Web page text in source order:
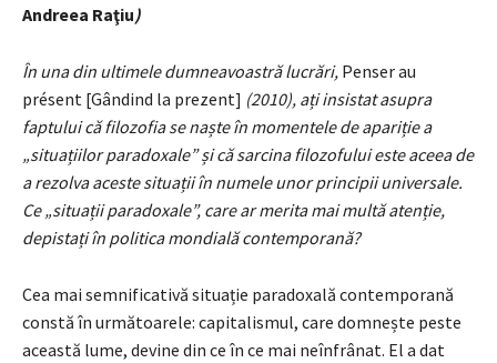
Andreea Raţiu)
În una din ultimele dumneavoastră lucrări, Penser au
présent [Gândind la prezent] (2010), ați insistat asupra
faptului că filozofia se naște în momentele de apariție a
„situațiilor paradoxale” și că sarcina filozofului este aceea de
a rezolva aceste situații în numele unor principii universale.
Ce „situații paradoxale”, care ar merita mai multă atenție,
depistați în politica mondială contemporană?
Cea mai semnificativă situație paradoxală contemporană
constă în următoarele: capitalismul, care domnește peste
această lume, devine din ce în ce mai neînfrânat. El a dat